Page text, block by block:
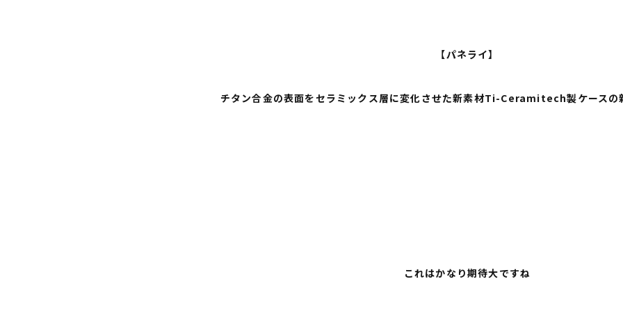
【パネライ】
チタン合金の表面をセラミックス層に変化させた新素材Ti-Ceramitech製ケースの
これはかなり期待大ですね